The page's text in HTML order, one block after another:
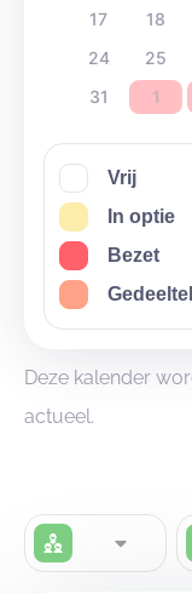
17
18
24
25
31
1
Vrij
In optie
Bezet
Deze kalender
actueel.